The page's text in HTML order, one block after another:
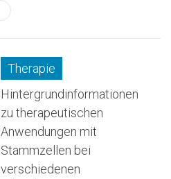
Therapie
Hintergrundinformationen
zu therapeutischen
Anwendungen mit
Stammzellen bei
verschiedenen